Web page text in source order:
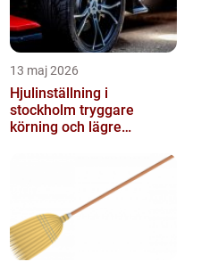
13 maj 2026
Hjulinställning i
stockholm tryggare
körning och lägre